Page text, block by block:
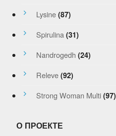
Lysine (87)
Spirulina (31)
Nandrogedh (24)
Releve (92)
Strong Woman Multi (97)
О ПРОЕКТЕ